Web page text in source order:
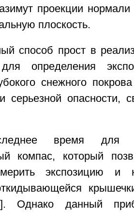
проекции
плоскость.
способ прост в
определения
снежного
серьезной опасности,
время для
компас, который
экспозицию и
Однако данный